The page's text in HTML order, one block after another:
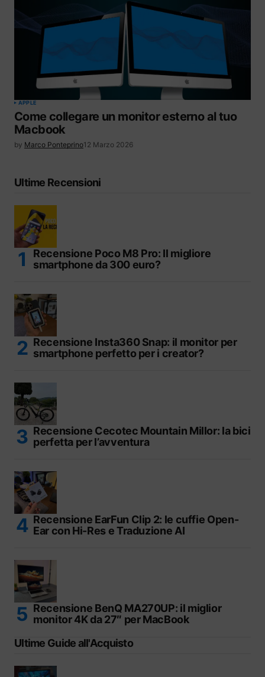
APPLE
Come collegare un monitor esterno al tuo
Macbook
by Marco Ponteprino12 Marzo 2026
Ultime Recensioni
Recensione Poco M8 Pro: Il migliore
smartphone da 300 euro?
Recensione Insta360 Snap: il monitor per
smartphone perfetto per i creator?
Recensione Cecotec Mountain Millor: la bici
perfetta per l’avventura
Recensione EarFun Clip 2: le cuffie Open-
Ear con Hi-Res e Traduzione AI
Recensione BenQ MA270UP: il miglior
monitor 4K da 27″ per MacBook
Ultime Guide all'Acquisto